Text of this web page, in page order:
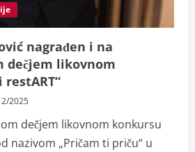
nagrađen i na
dečjem likovnom
2025
dečjem likovnom konkursu
nazivom „Pričam ti priču“ u